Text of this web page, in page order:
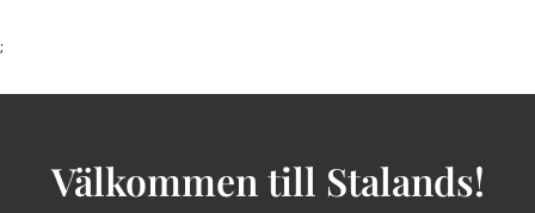
;
Välkommen till Stalands!